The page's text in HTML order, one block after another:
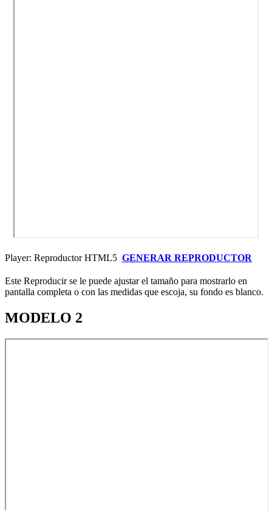
Player: Reproductor HTML5 GENERAR REPRODUCTOR
Este Reproducir se le puede ajustar el tamaño para mostrarlo en
pantalla completa o con las medidas que escoja, su fondo es blanco.
MODELO 2